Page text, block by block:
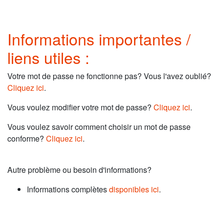
Informations importantes /
liens utiles :
Votre mot de passe ne fonctionne pas? Vous l'avez oublié?
Cliquez ici.
Vous voulez modifier votre mot de passe? Cliquez ici.
Vous voulez savoir comment choisir un mot de passe
conforme? Cliquez ici.
Autre problème ou besoin d'informations?
Informations complètesdisponibles ici.